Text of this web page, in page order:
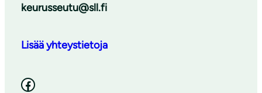
keurusseutu@sll.fi
Lisää yhteystietoja
Facebook